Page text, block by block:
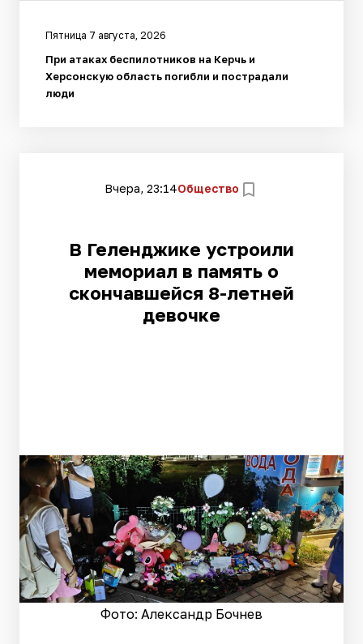
Пятница 7 августа, 2026
При атаках беспилотников на Керчь и
Херсонскую область погибли и пострадали
люди
Вчера, 23:14Общество
В Геленджике устроили
мемориал в память о
скончавшейся 8-летней
девочке
Фото: Александр Бочнев